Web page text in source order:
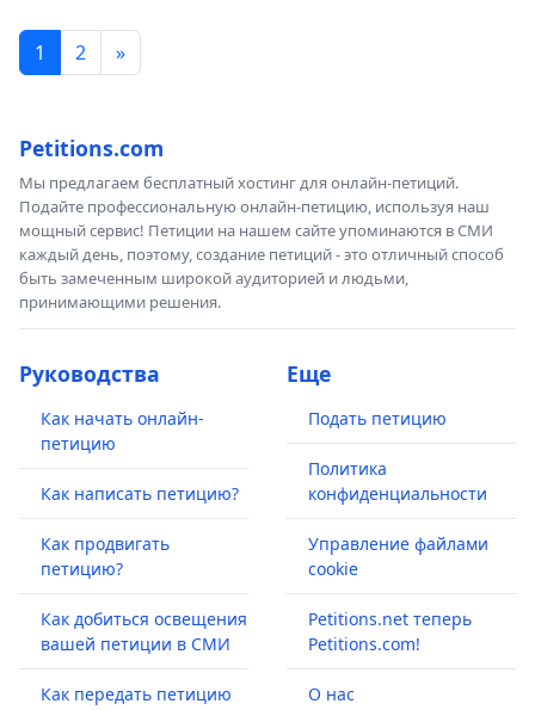
1 2 »
Petitions.com
Мы предлагаем бесплатный хостинг для онлайн-петиций.
Подайте профессиональную онлайн-петицию, используя наш
мощный сервис! Петиции на нашем сайте упоминаются в СМИ
каждый день, поэтому, создание петиций - это отличный способ
быть замеченным широкой аудиторией и людьми,
принимающими решения.
Руководства
Как начать онлайн-
петицию
Как написать петицию?
Как продвигать
петицию?
Как добиться освещения
вашей петиции в СМИ
Как передать петицию
Еще
Подать петицию
Политика
конфиденциальности
Управление файлами
cookie
Petitions.net теперь
Petitions.com!
О нас